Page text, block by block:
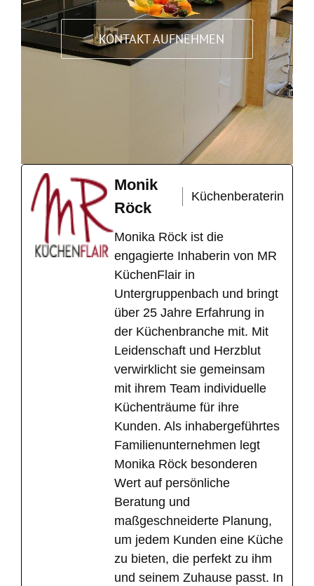
KONTAKT AUFNEHMEN
Monik
Röck
Küchenberaterin
Monika Röck ist die
engagierte Inhaberin von MR
KüchenFlair in
Untergruppenbach und bringt
über 25 Jahre Erfahrung in
der Küchenbranche mit. Mit
Leidenschaft und Herzblut
verwirklicht sie gemeinsam
mit ihrem Team individuelle
Küchenträume für ihre
Kunden. Als inhabergeführtes
Familienunternehmen legt
Monika Röck besonderen
Wert auf persönliche
Beratung und
maßgeschneiderte Planung,
um jedem Kunden eine Küche
zu bieten, die perfekt zu ihm
und seinem Zuhause passt. In